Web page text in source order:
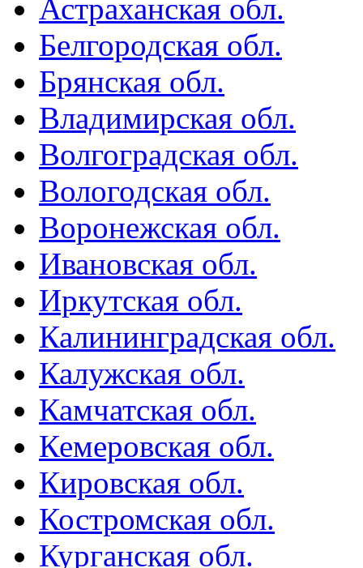
Астраханская обл.
Белгородская обл.
Брянская обл.
Владимирская обл.
Волгоградская обл.
Вологодская обл.
Воронежская обл.
Ивановская обл.
Иркутская обл.
Калининградская обл.
Калужская обл.
Камчатская обл.
Кемеровская обл.
Кировская обл.
Костромская обл.
Курганская обл.